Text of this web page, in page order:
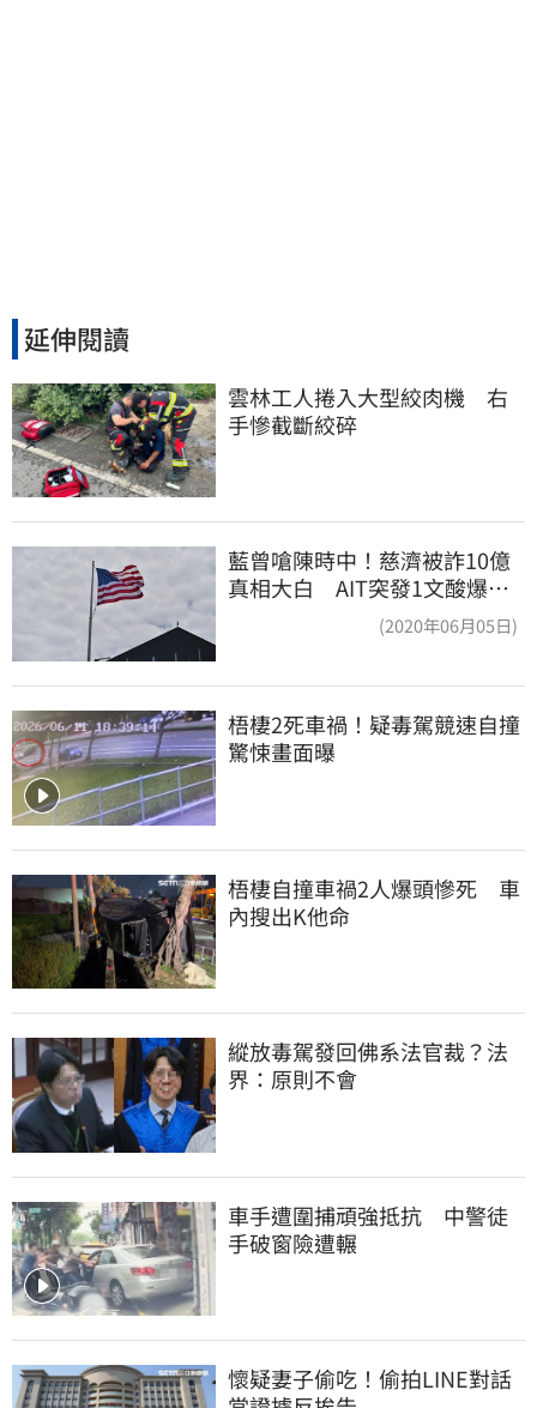
延伸閱讀
雲林工人捲入大型絞肉機　右
手慘截斷絞碎
藍曾嗆陳時中！慈濟被詐10億
真相大白 AIT突發1文酸爆…
(2020年06月05日)
梧棲2死車禍！疑毒駕競速自撞
驚悚畫面曝
梧棲自撞車禍2人爆頭慘死　車
內搜出K他命
縱放毒駕發回佛系法官裁？法
界：原則不會
車手遭圍捕頑強抵抗　中警徒
手破窗險遭輾
懷疑妻子偷吃！偷拍LINE對話